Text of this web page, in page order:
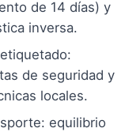
de 14 días) y
inversa.
de seguridad y
locales.
equilibrio